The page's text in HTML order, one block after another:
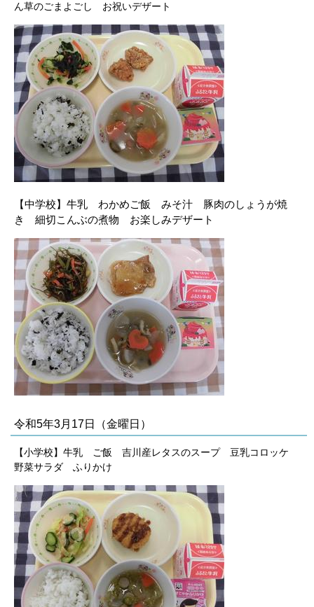
ん草のごまよごし お祝いデザート
【中学校】牛乳 わかめご飯 みそ汁 豚肉のしょうが焼
き 細切こんぶの煮物 お楽しみデザート
令和5年3月17日（金曜日）
【小学校】牛乳 ご飯 吉川産レタスのスープ 豆乳コロッケ
野菜サラダ ふりかけ